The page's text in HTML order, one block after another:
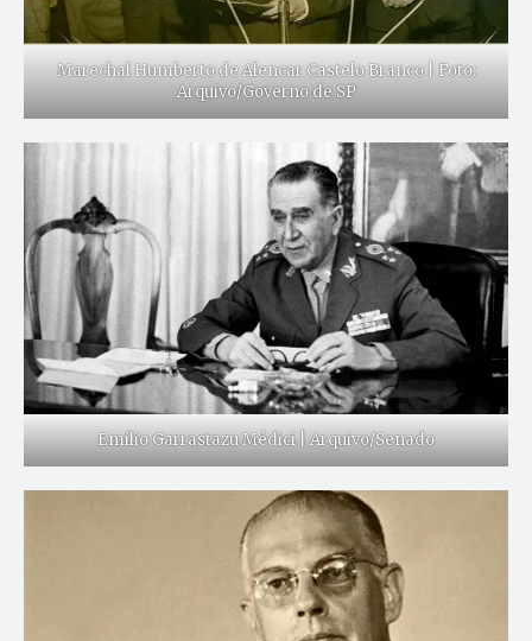
Marechal Humberto de Alencar Castelo Branco | Foto:
Arquivo/Governo de SP
Emílio Garrastazu Médici | Arquivo/Senado